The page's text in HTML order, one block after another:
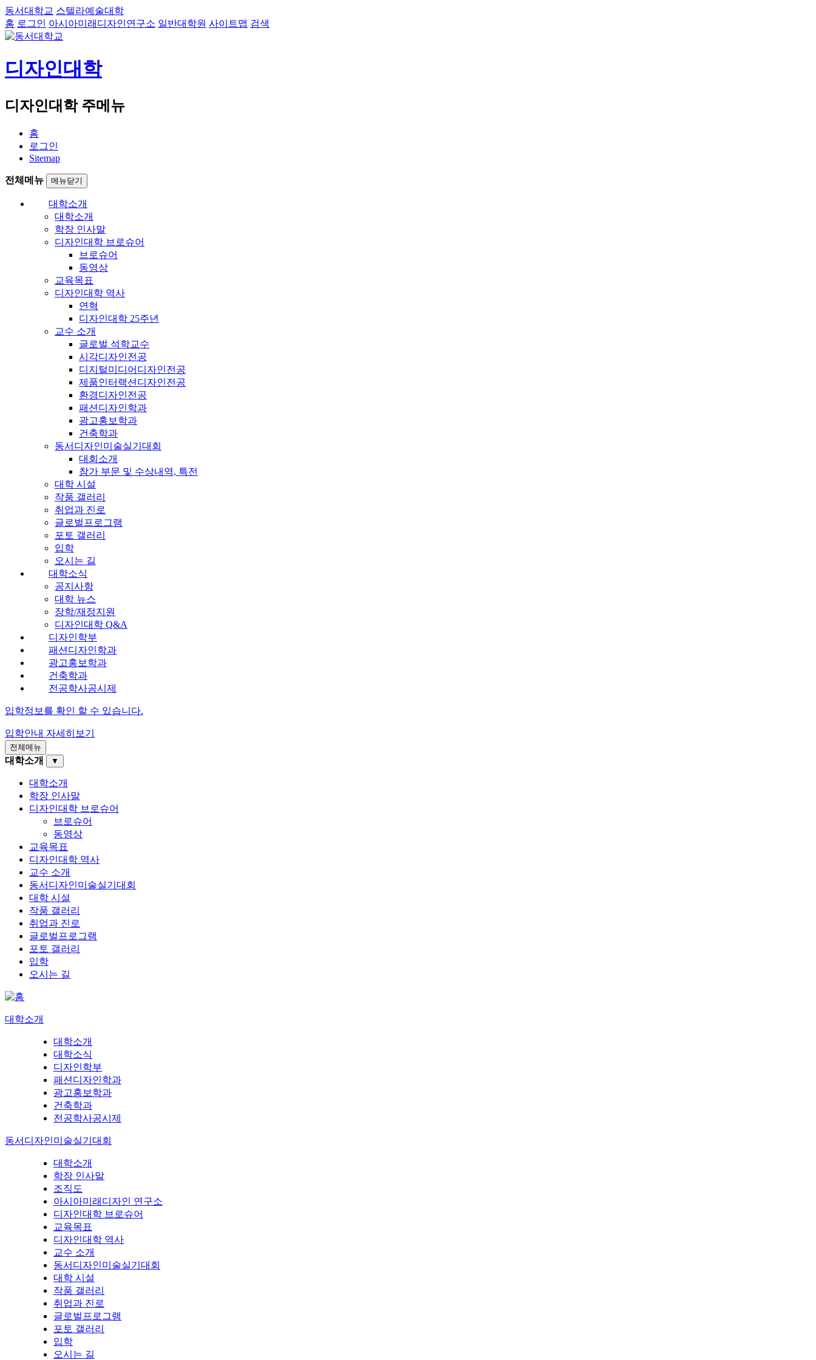
동서대학교 스텔라예술대학
홈 로그인 아시아미래디자인연구소 일반대학원 사이트맵 검색
디자인대학
디자인대학 주메뉴
홈
로그인
Sitemap
전체메뉴 메뉴닫기
대학소개
대학소개
학장 인사말
디자인대학 브로슈어
브로슈어
동영상
교육목표
디자인대학 역사
연혁
디자인대학 25주년
교수 소개
글로벌 석학교수
시각디자인전공
디지털미디어디자인전공
제품인터랙션디자인전공
환경디자인전공
패션디자인학과
광고홍보학과
건축학과
동서디자인미술실기대회
대회소개
참가 부문 및 수상내역, 특전
대학 시설
작품 갤러리
취업과 진로
글로벌프로그램
포토 갤러리
입학
오시는 길
대학소식
공지사항
대학 뉴스
장학/재정지원
디자인대학 Q&A
디자인학부
패션디자인학과
광고홍보학과
건축학과
전공학사공시제
입학정보를 확인 할 수 있습니다.
입학안내 자세히보기
전체메뉴
대학소개 ▼
대학소개
학장 인사말
디자인대학 브로슈어
브로슈어
동영상
교육목표
디자인대학 역사
교수 소개
동서디자인미술실기대회
대학 시설
작품 갤러리
취업과 진로
글로벌프로그램
포토 갤러리
입학
오시는 길
대학소개
대학소개
대학소식
디자인학부
패션디자인학과
광고홍보학과
건축학과
전공학사공시제
동서디자인미술실기대회
대학소개
학장 인사말
조직도
아시아미래디자인 연구소
디자인대학 브로슈어
교육목표
디자인대학 역사
교수 소개
동서디자인미술실기대회
대학 시설
작품 갤러리
취업과 진로
글로벌프로그램
포토 갤러리
입학
오시는 길